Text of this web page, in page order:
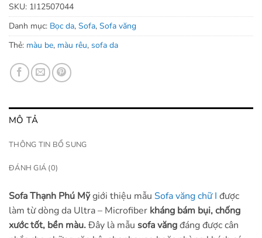
SKU: 1I12507044
Danh mục: Bọc da, Sofa, Sofa văng
Thẻ: màu be, màu rêu, sofa da
MÔ TẢ
THÔNG TIN BỔ SUNG
ĐÁNH GIÁ (0)
Sofa Thạnh Phú Mỹgiới thiệu mẫu Sofa văng chữ I được
làm từ dòng da Ultra – Microfiber kháng bám bụi, chống
xước tốt, bền màu.Đây là mẫu sofa văngđáng được cân